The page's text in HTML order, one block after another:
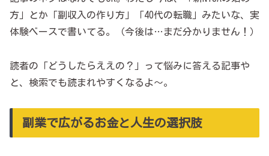
方」とか「副収入の作り方」「40代の転職」みたいな、実
体験ベースで書いてる。（今後は…まだ分かりません！）
読者の「どうしたらええの？」って悩みに答える記事や
と、検索でも読まれやすくなるよ～。
副業で広がるお金と人生の選択肢